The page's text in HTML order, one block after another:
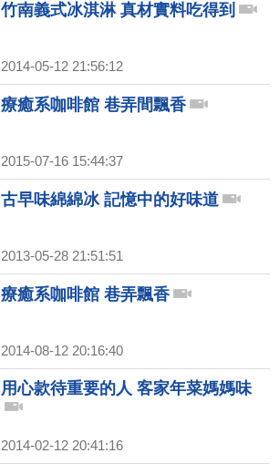
竹南義式冰淇淋 真材實料吃得到
2014-05-12 21:56:12
療癒系咖啡館 巷弄間飄香
2015-07-16 15:44:37
古早味綿綿冰 記憶中的好味道
2013-05-28 21:51:51
療癒系咖啡館 巷弄飄香
2014-08-12 20:16:40
用心款待重要的人 客家年菜媽媽味
2014-02-12 20:41:16